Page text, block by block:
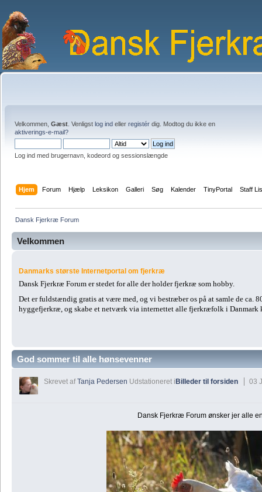
Velkommen, Gæst . Venligst log ind eller registér dig. Modtog du ikke en
aktiverings-e-mail?
Log ind med brugernavn, kodeord og sessionslængde
Hjem Forum Hjælp Leksikon Galleri Søg Kalender TinyPortal Staff
Dansk Fjerkræ Forum
Velkommen
Danmarks største Internetportal om fjerkræ
Dansk Fjerkræ Forum er stedet for alle der holder fjerkræ som hobby.
Det er fuldstændig gratis at være med, og vi bestræber os på at samle de ca.
hyggefjerkræ, og skabe et netværk via internettet alle fjerkræfolk i Danmark
God sommer til alle hønsevenner
Skrevet afTanja Pedersen Udstationeret iBilleder til forsiden 03
Dansk Fjerkræ Forum ønsker jer alle